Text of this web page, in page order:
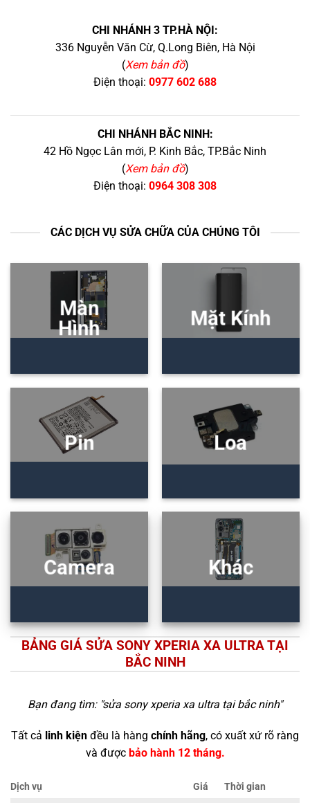
CHI NHÁNH 3 TP.HÀ NỘI:
336 Nguyễn Văn Cừ, Q.Long Biên, Hà Nội
(Xem bản đồ)
Điện thoại: 0977 602 688
CHI NHÁNH BẮC NINH:
42 Hồ Ngọc Lân mới, P. Kinh Bắc, TP.Bắc Ninh
(Xem bản đồ)
Điện thoại: 0964 308 308
CÁC DỊCH VỤ SỬA CHỮA CỦA CHÚNG TÔI
Màn
Hình
Mặt Kính
Pin Loa
Camera Khác
BẢNG GIÁ SỬA SONY XPERIA XA ULTRA TẠI
BẮC NINH
Bạn đang tìm: "sửa sony xperia xa ultra tại bắc ninh"
Tất cả linh kiện đều là hàng chính hãng, có xuất xứ rõ ràng
và được bảo hành 12 tháng.
Dịch vụ Giá Thời gian